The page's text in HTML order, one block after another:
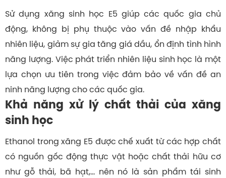
Sử dụng xăng sinh học E5 giúp các quốc gia chủ
động, không bị phụ thuộc vào vấn đề nhập khẩu
nhiên liệu, giảm sự gia tăng giá dầu, ổn định tình hình
năng lượng. Việc phát triển nhiên liệu sinh học là một
lựa chọn ưu tiên trong việc đảm bảo về vấn đề an
ninh năng lượng cho các quốc gia.
Khả năng xử lý chất thải của xăng
sinh học
Ethanol trong xăng E5 được chế xuất từ các hợp chất
có nguồn gốc động thực vật hoặc chất thải hữu cơ
như gỗ thải, bã hạt,… nên nó là sản phẩm tái sinh